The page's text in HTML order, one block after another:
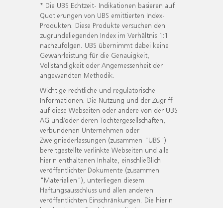
* Die UBS Echtzeit- Indikationen basieren auf
Quotierungen von UBS emittierten Index-
Produkten. Diese Produkte versuchen den
zugrundeliegenden Index im Verhältnis 1:1
nachzufolgen. UBS übernimmt dabei keine
Gewährleistung für die Genauigkeit,
Vollständigkeit oder Angemessenheit der
angewandten Methodik.
Wichtige rechtliche und regulatorische
Informationen. Die Nutzung und der Zugriff
auf diese Webseiten oder andere von der UBS
AG und/oder deren Tochtergesellschaften,
verbundenen Unternehmen oder
Zweigniederlassungen (zusammen "UBS")
bereitgestellte verlinkte Webseiten und alle
hierin enthaltenen Inhalte, einschließlich
veröffentlichter Dokumente (zusammen
"Materialien"), unterliegen diesem
Haftungsausschluss und allen anderen
veröffentlichten Einschränkungen. Die hierin